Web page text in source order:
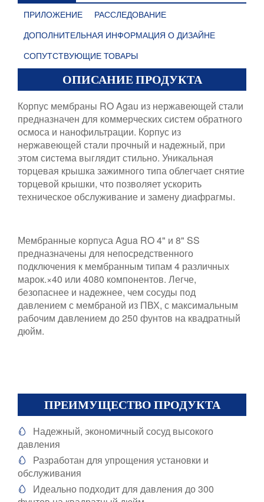
ПРИЛОЖЕНИЕ
РАССЛЕДОВАНИЕ
ДОПОЛНИТЕЛЬНАЯ ИНФОРМАЦИЯ О ДИЗАЙНЕ
СОПУТСТВУЮЩИЕ ТОВАРЫ
ОПИСАНИЕ ПРОДУКТА
Корпус мембраны RO Agau из нержавеющей стали
предназначен для коммерческих систем обратного
осмоса и нанофильтрации. Корпус из
нержавеющей стали прочный и надежный, при
этом система выглядит стильно. Уникальная
торцевая крышка зажимного типа облегчает снятие
торцевой крышки, что позволяет ускорить
техническое обслуживание и замену диафрагмы.
Мембранные корпуса Agua RO 4" и 8" SS
предназначены для непосредственного
подключения к мембранным типам 4 различных
марок.×40 или 4080 компонентов. Легче,
безопаснее и надежнее, чем сосуды под
давлением с мембраной из ПВХ, с максимальным
рабочим давлением до 250 фунтов на квадратный
дюйм.
ПРЕИМУЩЕСТВО ПРОДУКТА

Надежный, экономичный сосуд высокого
давления

Разработан для упрощения установки и
обслуживания

Идеально подходит для давления до 300